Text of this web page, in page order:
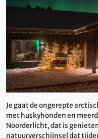
Je gaat de ongerepte
met huskyhonden en
Noorderlicht, dat is
natuurverschijnsel dat